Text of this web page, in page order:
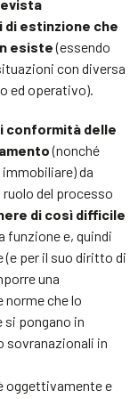
estinzione che
esiste(essendo
con diversa
ed operativo).
conformità delle
(nonché
da
ruolo del processo
di così difficile
funzione e, quindi
per il suo diritto di
una
norme che lo
si pongano in
sovranazionali in
oggettivamente e